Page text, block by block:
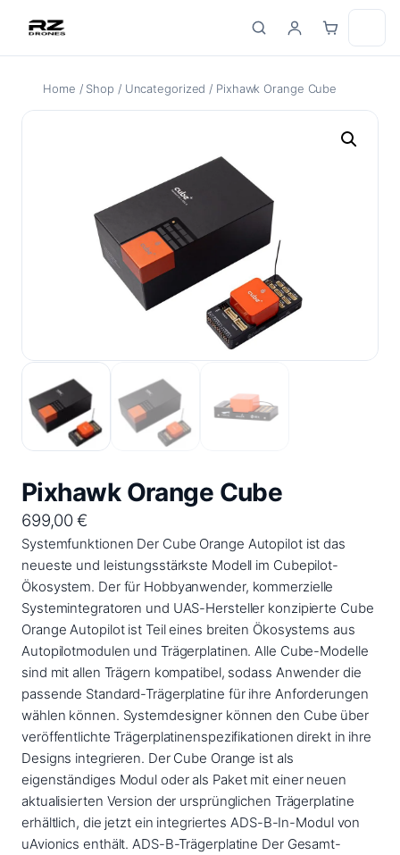
content
Home / Shop / Uncategorized / Pixhawk Orange Cube
Pixhawk Orange Cube
699,00€
Systemfunktionen Der Cube Orange Autopilot ist das
neueste und leistungsstärkste Modell im Cubepilot-
Ökosystem. Der für Hobbyanwender, kommerzielle
Systemintegratoren und UAS-Hersteller konzipierte Cube
Orange Autopilot ist Teil eines breiten Ökosystems aus
Autopilotmodulen und Trägerplatinen. Alle Cube-Modelle
sind mit allen Trägern kompatibel, sodass Anwender die
passende Standard-Trägerplatine für ihre Anforderungen
wählen können. Systemdesigner können den Cube über
veröffentlichte Trägerplatinenspezifikationen direkt in ihre
Designs integrieren. Der Cube Orange ist als
eigenständiges Modul oder als Paket mit einer neuen
aktualisierten Version der ursprünglichen Trägerplatine
erhältlich, die jetzt ein integriertes ADS-B-In-Modul von
uAvionics enthält. ADS-B-Trägerplatine Der Gesamt-